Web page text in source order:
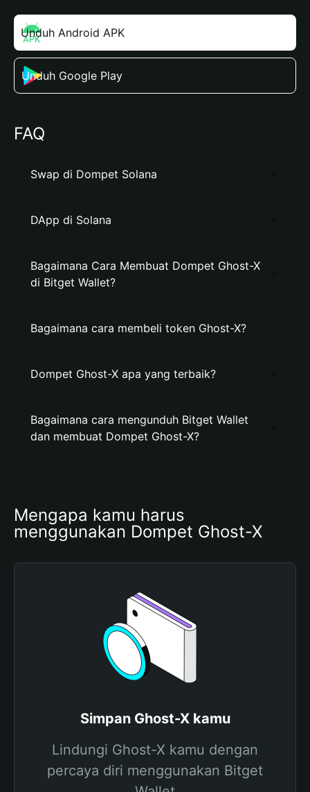
Unduh Android APK
Unduh Google Play
FAQ
Swap di Dompet Solana
DApp di Solana
Bagaimana Cara Membuat Dompet Ghost-X
di Bitget Wallet?
Bagaimana cara membeli token Ghost-X?
Dompet Ghost-X apa yang terbaik?
Bagaimana cara mengunduh Bitget Wallet
dan membuat Dompet Ghost-X?
Mengapa kamu harus
menggunakan Dompet Ghost-X
Simpan Ghost-X kamu
Lindungi Ghost-X kamu dengan
percaya diri menggunakan Bitget